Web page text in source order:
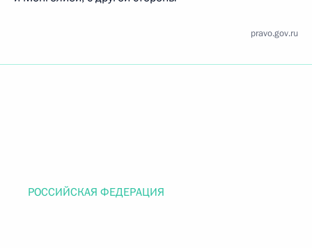
pravo.gov.ru
РОССИЙСКАЯ ФЕДЕРАЦИЯ